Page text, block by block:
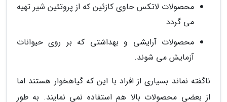
محصولات لاتکس حاوی کازئین که از پروتئین شیر تهیه
می گردد
محصولات آرایشی و بهداشتی که بر روی حیوانات
آزمایش می شوند.
ناگفته نماند بسیاری از افراد با این که گیاهخوار هستند اما
از بعضی محصولات بالا هم استفاده نمی نمایند. به طور